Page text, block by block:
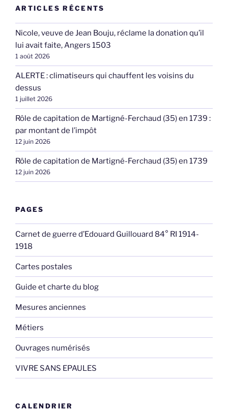
ARTICLES RÉCENTS
Nicole, veuve de Jean Bouju, réclame la donation qu’il
lui avait faite, Angers 1503
1 août 2026
ALERTE : climatiseurs qui chauffent les voisins du
dessus
1 juillet 2026
Rôle de capitation de Martigné-Ferchaud (35) en 1739 :
par montant de l’impôt
12 juin 2026
Rôle de capitation de Martigné-Ferchaud (35) en 1739
12 juin 2026
PAGES
Carnet de guerre d’Edouard Guillouard 84° RI 1914-
1918
Cartes postales
Guide et charte du blog
Mesures anciennes
Métiers
Ouvrages numérisés
VIVRE SANS EPAULES
CALENDRIER